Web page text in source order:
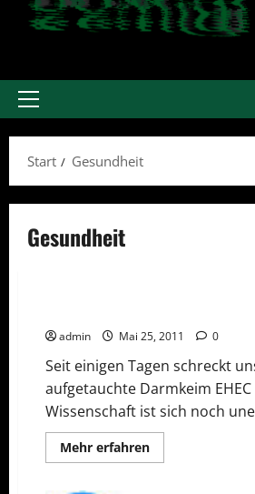
Primäres
Start
Gesundheit
Gesundheit
admin Mai 25, 2011 0
Seit einigen Tagen schreckt
aufgetauchte Darmkeim
Wissenschaft ist sich noch
Mehr erfahrenMehr
Informationen